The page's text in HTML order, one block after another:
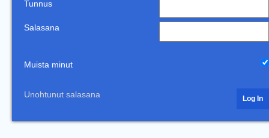
Tunnus
Salasana
Muista minut
Unohtunut salasana